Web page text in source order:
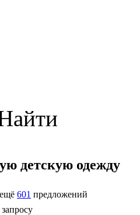
детскую одежду
ещё 601 предложений